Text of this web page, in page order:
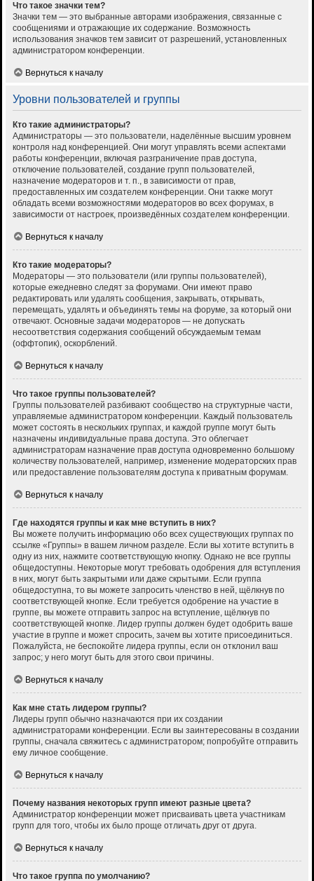
Что такое значки тем?
Значки тем — это выбранные авторами изображения, связанные с
сообщениями и отражающие их содержание. Возможность
использования значков тем зависит от разрешений, установленных
администратором конференции.
Вернуться к началу
Уровни пользователей и группы
Кто такие администраторы?
Администраторы — это пользователи, наделённые высшим уровнем
контроля над конференцией. Они могут управлять всеми аспектами
работы конференции, включая разграничение прав доступа,
отключение пользователей, создание групп пользователей,
назначение модераторов и т. п., в зависимости от прав,
предоставленных им создателем конференции. Они также могут
обладать всеми возможностями модераторов во всех форумах, в
зависимости от настроек, произведённых создателем конференции.
Вернуться к началу
Кто такие модераторы?
Модераторы — это пользователи (или группы пользователей),
которые ежедневно следят за форумами. Они имеют право
редактировать или удалять сообщения, закрывать, открывать,
перемещать, удалять и объединять темы на форуме, за который они
отвечают. Основные задачи модераторов — не допускать
несоответствия содержания сообщений обсуждаемым темам
(оффтопик), оскорблений.
Вернуться к началу
Что такое группы пользователей?
Группы пользователей разбивают сообщество на структурные части,
управляемые администратором конференции. Каждый пользователь
может состоять в нескольких группах, и каждой группе могут быть
назначены индивидуальные права доступа. Это облегчает
администраторам назначение прав доступа одновременно большому
количеству пользователей, например, изменение модераторских прав
или предоставление пользователям доступа к приватным форумам.
Вернуться к началу
Где находятся группы и как мне вступить в них?
Вы можете получить информацию обо всех существующих группах по
ссылке «Группы» в вашем личном разделе. Если вы хотите вступить в
одну из них, нажмите соответствующую кнопку. Однако не все группы
общедоступны. Некоторые могут требовать одобрения для вступления
в них, могут быть закрытыми или даже скрытыми. Если группа
общедоступна, то вы можете запросить членство в ней, щёлкнув по
соответствующей кнопке. Если требуется одобрение на участие в
группе, вы можете отправить запрос на вступление, щёлкнув по
соответствующей кнопке. Лидер группы должен будет одобрить ваше
участие в группе и может спросить, зачем вы хотите присоединиться.
Пожалуйста, не беспокойте лидера группы, если он отклонил ваш
запрос; у него могут быть для этого свои причины.
Вернуться к началу
Как мне стать лидером группы?
Лидеры групп обычно назначаются при их создании
администраторами конференции. Если вы заинтересованы в создании
группы, сначала свяжитесь с администратором; попробуйте отправить
ему личное сообщение.
Вернуться к началу
Почему названия некоторых групп имеют разные цвета?
Администратор конференции может присваивать цвета участникам
групп для того, чтобы их было проще отличать друг от друга.
Вернуться к началу
Что такое группа по умолчанию?